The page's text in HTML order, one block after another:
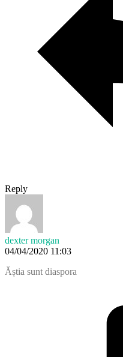
Reply
dexter morgan
04/04/2020 11:03
Ăștia sunt diaspora